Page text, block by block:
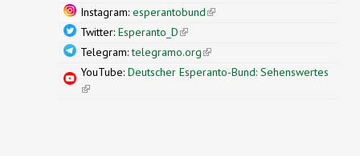
Instagram: esperantobund(link is external)
Twitter: Esperanto_D(link is external)
Telegram:telegramo.org(link is external)
YouTube: Deutscher Esperanto-Bund: Sehenswertes
(link is external)